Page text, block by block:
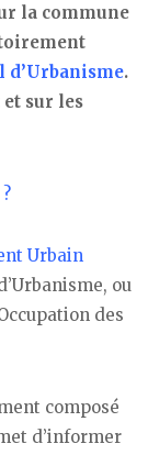
la commune
d’Urbanisme.
sur les
Urbain
ou
des
composé
d’informer